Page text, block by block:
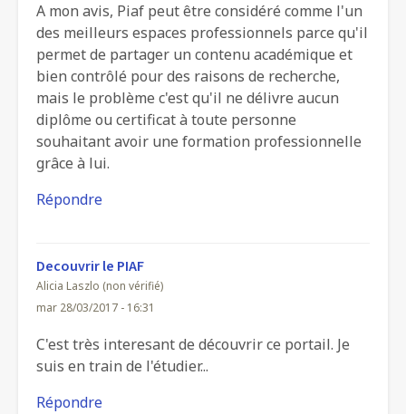
A mon avis, Piaf peut être considéré comme l'un
des meilleurs espaces professionnels parce qu'il
permet de partager un contenu académique et
bien contrôlé pour des raisons de recherche,
mais le problème c'est qu'il ne délivre aucun
diplôme ou certificat à toute personne
souhaitant avoir une formation professionnelle
grâce à lui.
Répondre
Decouvrir le PIAF
Alicia Laszlo (non vérifié)
mar 28/03/2017 - 16:31
C'est très interesant de découvrir ce portail. Je
suis en train de l'étudier...
Répondre